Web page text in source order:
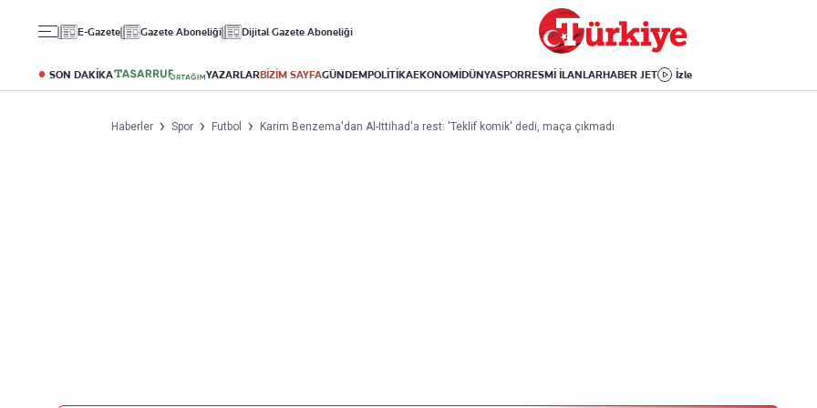
E-Gazete Gazete Aboneliği Dijital Gazete Aboneliği
SON DAKİKA YAZARLARBİZİM SAYFAGÜNDEMPOLİTİKAEKONOMİDÜNYASPORRESMİ İLANLARHABER JET İzle
Altın
Döviz
Kripto Para
Puan Durumu
Fikstür
Avrupa Ligi
Avrupa
Amerika
İsrail-Gazze
Yaşam
Sağlık
Yemek
Aktüel
Kitap
Haberler Spor Futbol Karim Benzema'dan Al-Ittihad'a rest: 'Teklif komik' dedi, maça çıkmadı